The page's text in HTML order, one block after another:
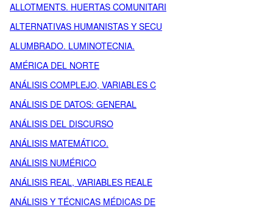
ALLOTMENTS. HUERTAS COMUNITARI
ALTERNATIVAS HUMANISTAS Y SECU
ALUMBRADO. LUMINOTECNIA.
AMÉRICA DEL NORTE
ANÁLISIS COMPLEJO, VARIABLES C
ANÁLISIS DE DATOS: GENERAL
ANÁLISIS DEL DISCURSO
ANÁLISIS MATEMÁTICO.
ANÁLISIS NUMÉRICO
ANÁLISIS REAL, VARIABLES REALE
ANÁLISIS Y TÉCNICAS MÉDICAS DE